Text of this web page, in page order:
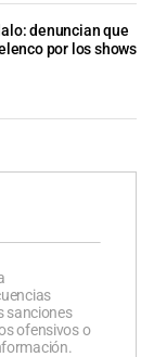
denuncian que
por los shows
sanciones
ofensivos o